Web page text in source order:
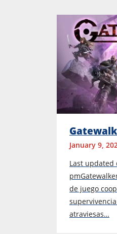
January 9,
Last updated
de juego
supervivencia
atraviesas…